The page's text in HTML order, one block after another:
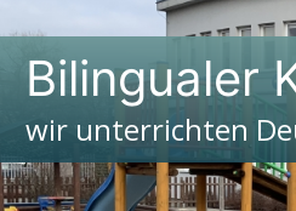
Bilingualer
wir unterrichten